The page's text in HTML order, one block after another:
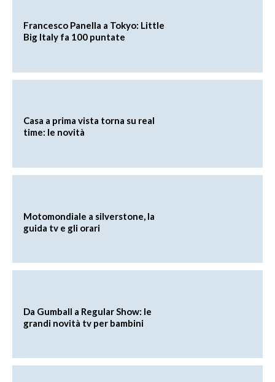
Francesco Panella a Tokyo: Little
Big Italy fa 100 puntate
Casa a prima vista torna su real
time: le novità
Motomondiale a silverstone, la
guida tv e gli orari
Da Gumball a Regular Show: le
grandi novità tv per bambini